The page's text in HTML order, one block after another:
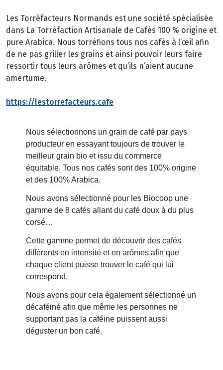
Les Torréfacteurs Normands est une société spécialisée
dans La Torréfaction Artisanale de Cafés 100 % origine et
pure Arabica. Nous torréfions tous nos cafés à l’œil afin
de ne pas griller les grains et ainsi pouvoir leurs faire
ressortir tous leurs arômes et qu’ils n’aient aucune
amertume.
https://lestorrefacteurs.cafe
Nous sélectionnons un grain de café par pays
producteur en essayant toujours de trouver le
meilleur grain bio et issu du commerce
équitable. Tous nos cafés sont des 100% origine
et des 100% Arabica.
Nous avons sélectionné pour les Biocoop une
gamme de 8 cafés allant du café doux à du plus
corsé…
Cette gamme permet de découvrir des cafés
différents en intensité et en arômes afin que
chaque client puisse trouver le café qui lui
correspond.
Nous avons pour cela également sélectionné un
décaféiné afin que même les personnes ne
supportant pas la caféine puissent aussi
déguster un bon café.